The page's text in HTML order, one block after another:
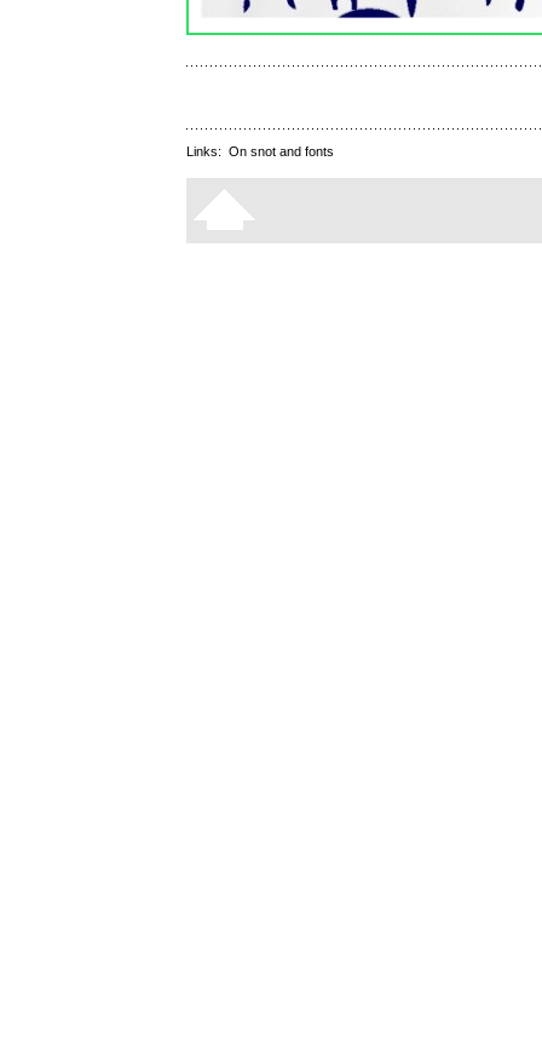
Links: On snot and fonts